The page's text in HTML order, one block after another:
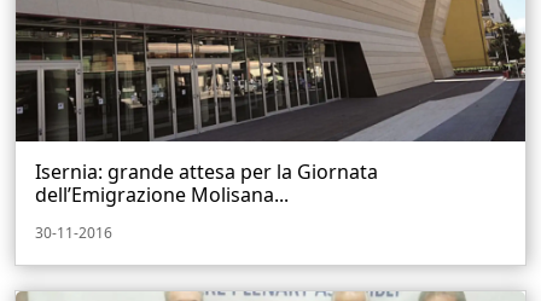
Isernia: grande attesa per la Giornata
dell’Emigrazione Molisana...
30-11-2016